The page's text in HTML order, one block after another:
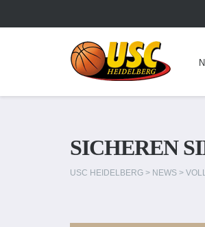
SICHEREN
USC HEIDELBERG > NEWS >